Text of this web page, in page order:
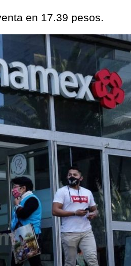
en 17.39 pesos.